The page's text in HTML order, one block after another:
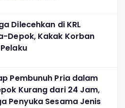
Dilecehkan di KRL
Depok, Kakak Korban
Pembunuh Pria dalam
Kurang dari 24 Jam,
Penyuka Sesama Jenis